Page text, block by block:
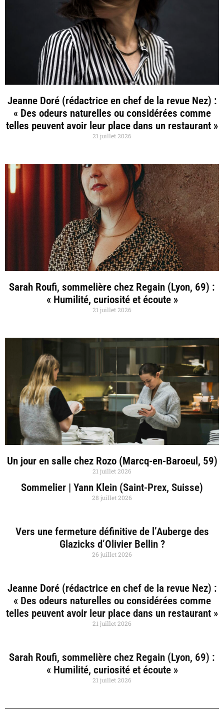
Jeanne Doré (rédactrice en chef de la revue Nez) :
« Des odeurs naturelles ou considérées comme
telles peuvent avoir leur place dans un restaurant »
21 juillet 2026
Sarah Roufi, sommelière chez Regain (Lyon, 69) :
« Humilité, curiosité et écoute »
21 juillet 2026
Un jour en salle chez Rozo (Marcq-en-Baroeul, 59)
21 juillet 2026
Sommelier | Yann Klein (Saint-Prex, Suisse)
28 juillet 2026
Vers une fermeture définitive de l’Auberge des
Glazicks d’Olivier Bellin ?
26 juillet 2026
Jeanne Doré (rédactrice en chef de la revue Nez) :
« Des odeurs naturelles ou considérées comme
telles peuvent avoir leur place dans un restaurant »
21 juillet 2026
Sarah Roufi, sommelière chez Regain (Lyon, 69) :
« Humilité, curiosité et écoute »
21 juillet 2026